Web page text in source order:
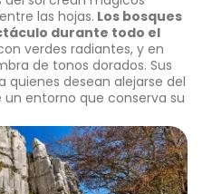
las hojas. Los bosques
durante todo el
verdes radiantes, y en
de tonos dorados. Sus
quienes desean alejarse del
entorno que conserva su